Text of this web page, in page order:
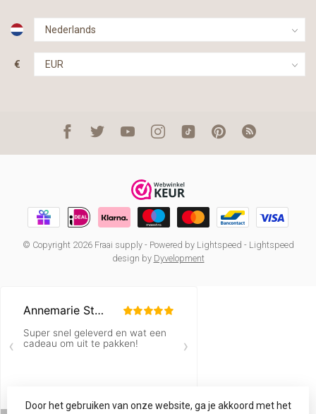
€
© Copyright 2026 Fraai supply- Powered by Lightspeed - Lightspeed
design by Dyvelopment
Door het gebruiken van onze website, ga je akkoord met het